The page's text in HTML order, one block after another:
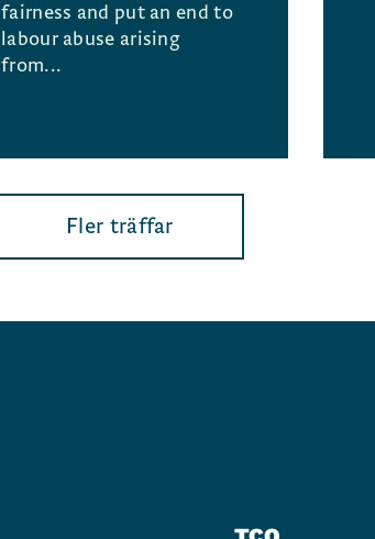
fairness and put an end to
labour abuse arising
from...
Fler träffar